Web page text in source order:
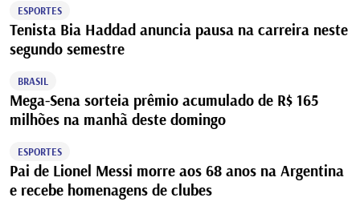
ESPORTES
Tenista Bia Haddad anuncia pausa na carreira neste
segundo semestre
BRASIL
Mega-Sena sorteia prêmio acumulado de R$ 165
milhões na manhã deste domingo
ESPORTES
Pai de Lionel Messi morre aos 68 anos na Argentina
e recebe homenagens de clubes